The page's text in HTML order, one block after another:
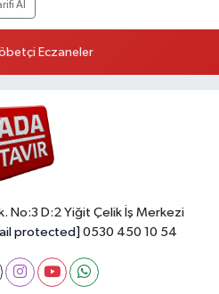
Al
Eczaneler
No:3 D:2 Yiğit Çelik İş Merkezi
protected] 0530 450 10 54